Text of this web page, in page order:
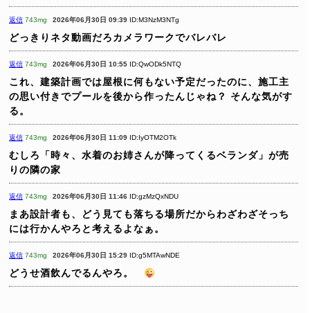
返信 743mg 2026年06月30日 09:39 ID:M3NzM3NTg
どっきりネタ動画だろカメラワークでバレバレ
返信 743mg 2026年06月30日 10:55 ID:QwODk5NTQ
これ、建築計画では屋根に何もない予定だったのに、施工主
の思い付きでプールを後から作ったんじゃね？
そんな気がす
る。
返信 743mg 2026年06月30日 11:09 ID:IyOTM2OTk
むしろ「時々、水着のお姉さんが降ってくるベランダ」が売
りの隣の家
返信 743mg 2026年06月30日 11:46 ID:gzMzQxNDU
まあ設計者も、どう見ても落ちる場所だからわざわざそっち
には行かんやろと考えるよなぁ。
返信 743mg 2026年06月30日 15:29 ID:g5MTAwNDE
どうせ酒飲んでるんやろ。